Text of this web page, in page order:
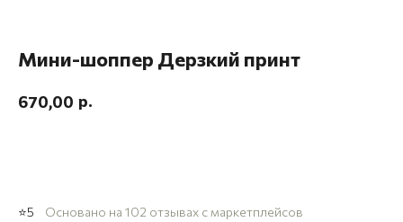
Мини-шоппер Дерзкий принт
670,00 р.
⭐5 Основано на 102 отзывах с маркетплейсов